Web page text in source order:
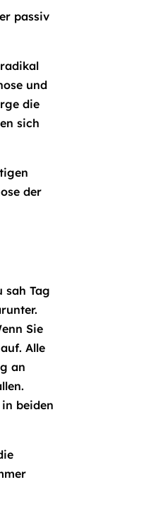
passiv
und
die
sich
der
sah Tag
Sie
Alle
an
beiden